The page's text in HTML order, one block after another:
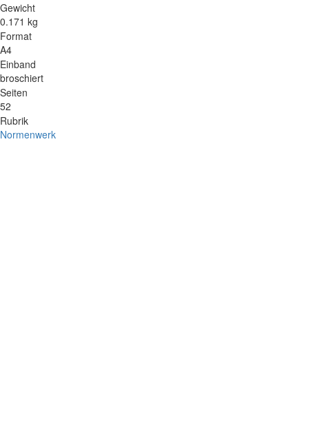
Gewicht
0.171 kg
Format
A4
Einband
broschiert
Seiten
52
Rubrik
Normenwerk